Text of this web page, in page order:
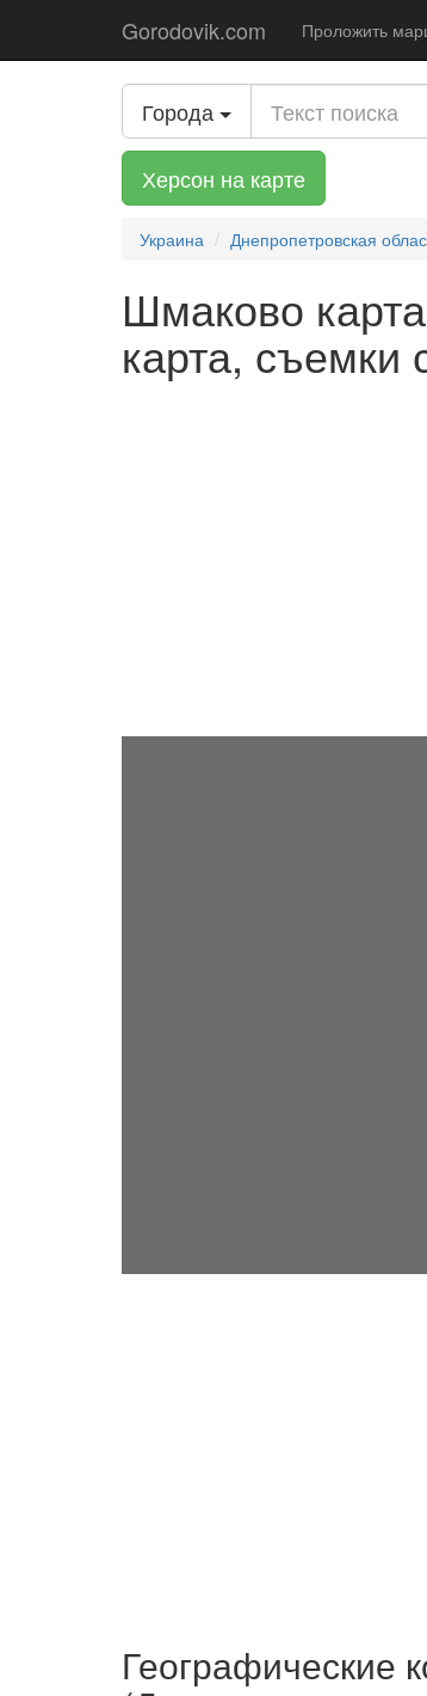
Gorodovik.com Проложить
Города
Херсон на карте
Украина Днепропетровская
Шмаково
карта, съемки
Географические